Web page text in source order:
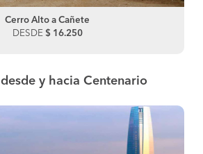
Cerro Alto a Cañete
DESDE $ 16.250
desde y hacia Centenario